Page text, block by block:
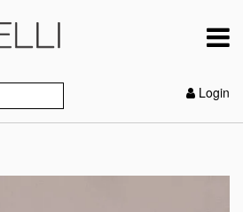
Login